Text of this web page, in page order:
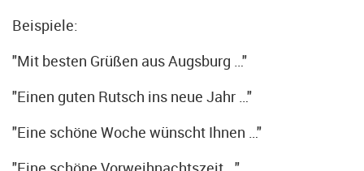
Beispiele:
"Mit besten Grüßen aus Augsburg …"
"Einen guten Rutsch ins neue Jahr …"
"Eine schöne Woche wünscht Ihnen …"